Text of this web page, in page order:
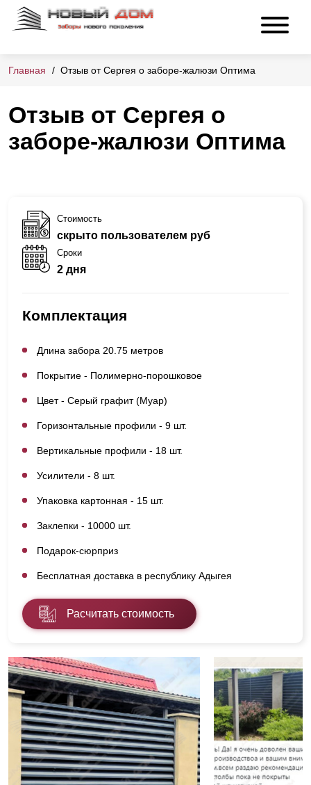
Главная Отзыв от Сергея о заборе-жалюзи Оптима
Отзыв от Сергея о
заборе-жалюзи Оптима
Стоимость
скрыто пользователем руб
Сроки
2 дня
Комплектация
Длина забора 20.75 метров
Покрытие - Полимерно-порошковое
Цвет - Серый графит (Муар)
Горизонтальные профили - 9 шт.
Вертикальные профили - 18 шт.
Усилители - 8 шт.
Упаковка картонная - 15 шт.
Заклепки - 10000 шт.
Подарок-сюрприз
Бесплатная доставка в республику Адыгея
Расчитать стоимость